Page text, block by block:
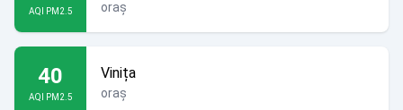
AQI PM2.5 oraș
40
AQI PM2.5
Vinița
oraș